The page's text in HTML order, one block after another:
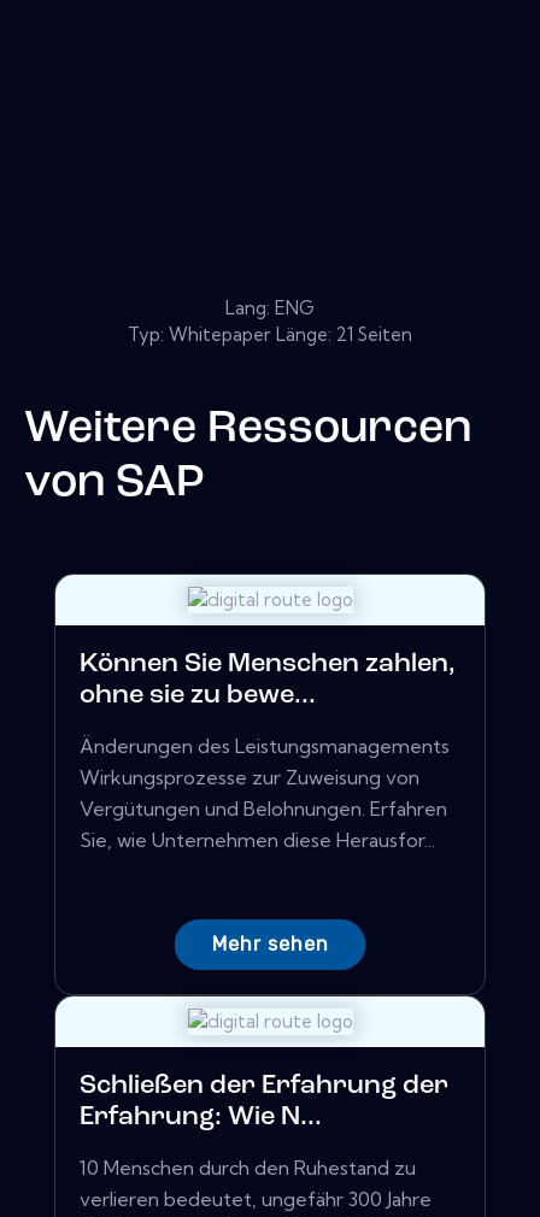
Lang: ENG
Typ: Whitepaper Länge: 21 Seiten
Weitere Ressourcen
von SAP
Können Sie Menschen zahlen,
ohne sie zu bewe...
Änderungen des Leistungsmanagements
Wirkungsprozesse zur Zuweisung von
Vergütungen und Belohnungen. Erfahren
Sie, wie Unternehmen diese Herausfor...
Mehr sehen
Schließen der Erfahrung der
Erfahrung: Wie N...
10 Menschen durch den Ruhestand zu
verlieren bedeutet, ungefähr 300 Jahre